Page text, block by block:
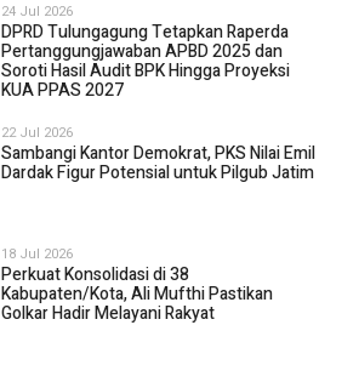
24 Jul 2026
DPRD Tulungagung Tetapkan Raperda
Pertanggungjawaban APBD 2025 dan
Soroti Hasil Audit BPK Hingga Proyeksi
KUA PPAS 2027
22 Jul 2026
Sambangi Kantor Demokrat, PKS Nilai Emil
Dardak Figur Potensial untuk Pilgub Jatim
18 Jul 2026
Perkuat Konsolidasi di 38
Kabupaten/Kota, Ali Mufthi Pastikan
Golkar Hadir Melayani Rakyat